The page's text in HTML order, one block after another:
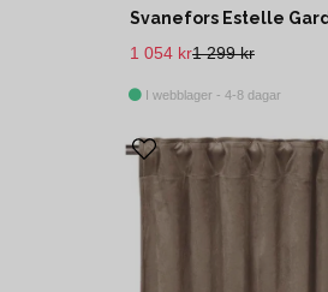
1 299 kr
1 054 kr
I webblager - 4-8 dagar